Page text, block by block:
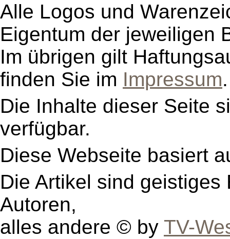
Alle Logos und
Eigentum der jeweiligen
Im übrigen gilt
finden Sie im Impressum.
Die Inhalte dieser Seite
verfügbar.
Diese Webseite basiert
Die Artikel sind
Autoren,
alles andere © by TV-